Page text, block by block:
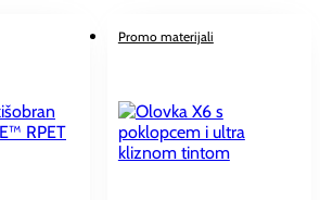
Promo materijali